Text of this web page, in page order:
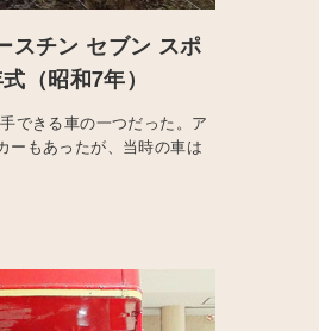
スチン セブン スポ
（昭和7年）
できる車の一つだった。ア
ーもあったが、当時の車は